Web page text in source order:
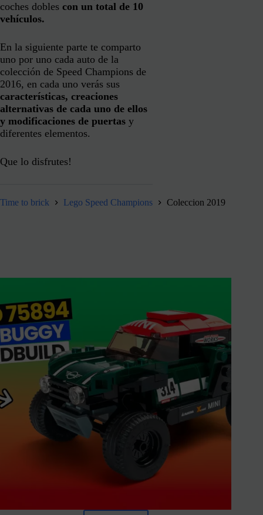
coches dobles con un total de 10
vehículos.
En la siguiente parte te comparto
uno por uno cada auto de la
colección de Speed Champions de
2016, en cada uno verás sus
características, creaciones
alternativas de cada uno de ellos
y modificaciones de puertas y
diferentes elementos.
Que lo disfrutes!
Time to brick Lego Speed Champions Coleccion 2019